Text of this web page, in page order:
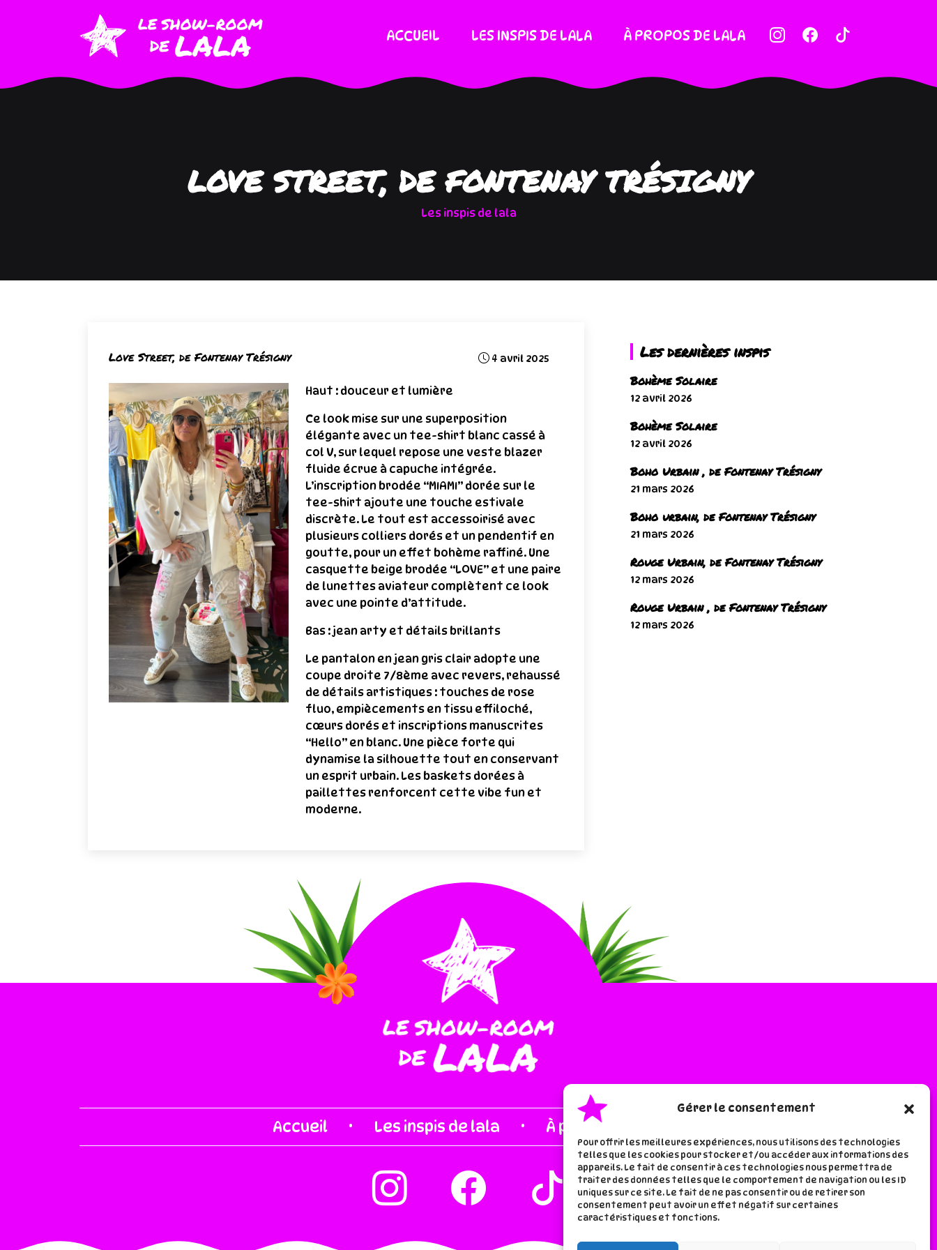
Gérer le consentement
Pour offrir les meilleures expériences, nous utilisons des technologies
telles que les cookies pour stocker et/ou accéder aux informations des
appareils. Le fait de consentir à ces technologies nous permettra de
traiter des données telles que le comportement de navigation ou les ID
uniques sur ce site. Le fait de ne pas consentir ou de retirer son
consentement peut avoir un effet négatif sur certaines
caractéristiques et fonctions.
ACCUEIL LES INSPIS DE LALA À PROPOS DE LALA
LOVE STREET, DE FONTENAY TRÉSIGNY
Les inspis de lala
Love Street, de Fontenay Trésigny 4 avril 2025
Haut : douceur et lumière
Ce look mise sur une superposition
élégante avec un tee-shirt blanc cassé à
col V, sur lequel repose une veste blazer
fluide écrue à capuche intégrée.
L’inscription brodée “MIAMI” dorée sur le
tee-shirt ajoute une touche estivale
discrète. Le tout est accessoirisé avec
plusieurs colliers dorés et un pendentif en
goutte, pour un effet bohème raffiné. Une
casquette beige brodée “LOVE” et une paire
de lunettes aviateur complètent ce look
avec une pointe d’attitude.
Bas : jean arty et détails brillants
Le pantalon en jean gris clair adopte une
coupe droite 7/8ème avec revers, rehaussé
de détails artistiques : touches de rose
fluo, empiècements en tissu effiloché,
cœurs dorés et inscriptions manuscrites
“Hello” en blanc. Une pièce forte qui
dynamise la silhouette tout en conservant
un esprit urbain. Les baskets dorées à
paillettes renforcent cette vibe fun et
moderne.
Les dernières inspis
Bohème Solaire
12 avril 2026
Bohème Solaire
12 avril 2026
Boho Urbain , de Fontenay Trésigny
21 mars 2026
Boho urbain, de Fontenay Trésigny
21 mars 2026
Rouge Urbain, de Fontenay Trésigny
12 mars 2026
Rouge Urbain , de Fontenay Trésigny
12 mars 2026
Accueil · Les inspis de lala · À proros de lala